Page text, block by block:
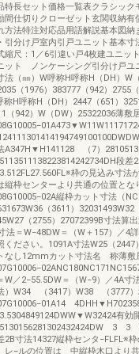
特長セット価格一覧表クラシック
間仕切りクローゼット玄関収納有
方法特注対応品用語解説基本図納
引分け戸室内引戸ユニット基本寸
縮尺：1／6引違い戸4枚建ユニ
ット ノンケーシング引分け戸
法（㎜）W呼称H呼称H（DH）W
（1976）383777（942）2755
称H呼称H（DH）2447（651）
（942）W（DW）25322036薄敷
A347H▼H141128 （7）
段
枠の見込み寸法
縦枠センターより共通の位置とな
縦枠カット寸法（NC
（3611）32031493W32
（2755）27072399B寸法算
法＝W−48DW＝（W＋157）／4
ください。1091A寸法W25（2447
なし12mmカット寸法名 称薄敷
W／2−55.5DW＝（W−9）／4A寸
）W34 （3417）W38 （3777）
有効
3
2B寸法14327縦枠センタ−FLFL※
レ−ルの位置は 中縦枠木口より